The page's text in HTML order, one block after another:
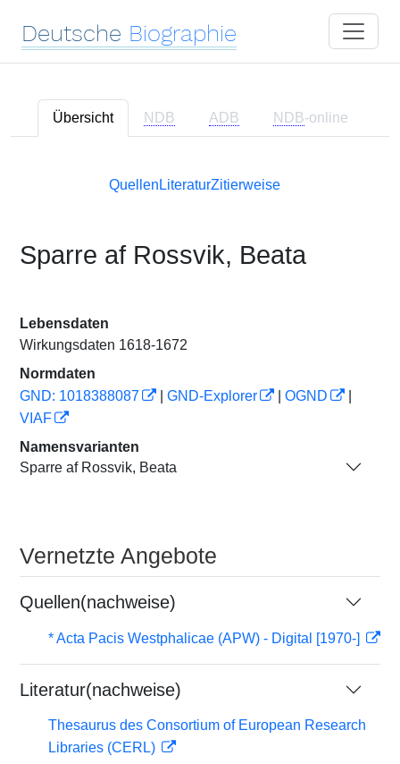
Deutsche Biographie
Übersicht NDB ADB NDB-online
Quellen LiteraturZitierweise
Sparre af Rossvik, Beata
Lebensdaten
Wirkungsdaten 1618-1672
Normdaten
GND: 1018388087
GND-Explorer OGND
VIAF
Namensvarianten
Sparre af Rossvik, Beata
Vernetzte Angebote
Quellen(nachweise)
* Acta Pacis Westphalicae (APW) - Digital [1970-]
Literatur(nachweise)
Thesaurus des Consortium of European Research
Libraries (CERL)